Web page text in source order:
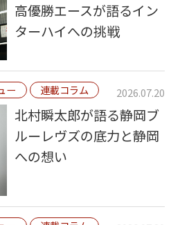
高優勝エースが語るイン
ターハイへの挑戦
ー 連載コラム 2026.07.20
北村瞬太郎が語る静岡ブ
ルーレヴズの底力と静岡
への想い